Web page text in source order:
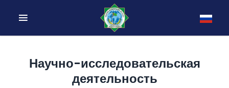
Научно-исследовательская
деятельность